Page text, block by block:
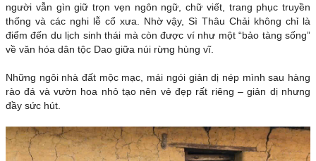
người vẫn gìn giữ trọn vẹn ngôn ngữ, chữ viết, trang phục truyền
thống và các nghi lễ cổ xưa. Nhờ vậy, Sì Thâu Chải không chỉ là
điểm đến du lịch sinh thái mà còn được ví như một “bảo tàng sống”
về văn hóa dân tộc Dao giữa núi rừng hùng vĩ.
Những ngôi nhà đất mộc mạc, mái ngói giản dị nép mình sau hàng
rào đá và vườn hoa nhỏ tạo nên vẻ đẹp rất riêng – giản dị nhưng
đầy sức hút.